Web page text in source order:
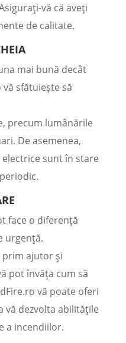
vă că aveți
de calitate.
mai bună decât
sfătuiește să
precum lumânările
De asemenea,
sunt în stare
face o diferență
urgență.
prim ajutor și
pot învăța cum să
vă poate oferi
vă dezvolta abilitățile
a incendiilor.